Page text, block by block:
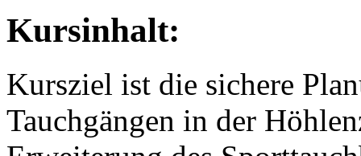
Kursinhalt:
Kursziel ist die sichere
Tauchgängen in der